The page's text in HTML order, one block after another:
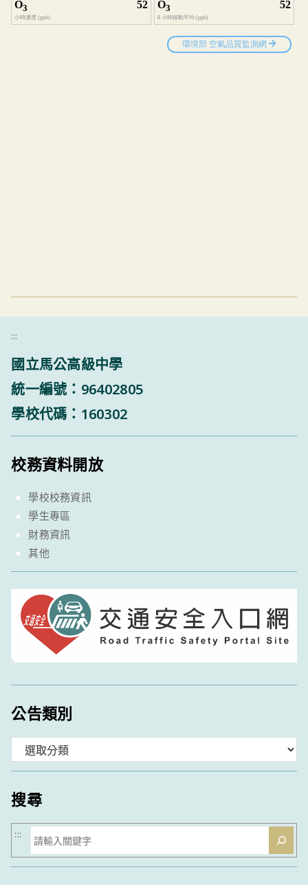
:::
國立馬公高級中學
統一編號：96402805
學校代碼：160302
校務資料開放
學校校務資訊
學生專區
財務資訊
其他
公告類別
類
搜尋
搜
尋
:::